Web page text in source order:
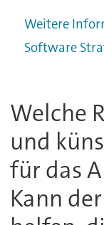
Weitere
Software
Welche
und
für das
Kann